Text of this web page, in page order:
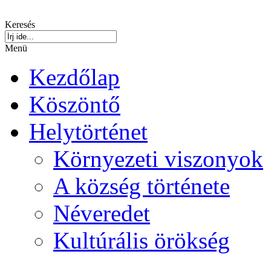
Keresés
Menü
Kezdőlap
Köszöntő
Helytörténet
Környezeti viszonyok
A község története
Néveredet
Kultúrális örökség